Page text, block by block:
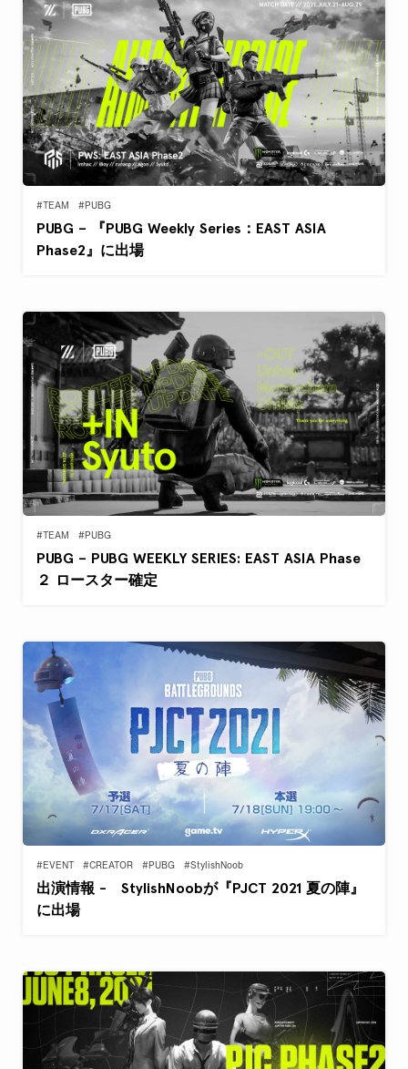
#TEAM #PUBG
PUBG – 『PUBG Weekly Series：EAST ASIA
Phase2』に出場
#TEAM #PUBG
PUBG – PUBG WEEKLY SERIES: EAST ASIA Phase
２ ロースター確定
#EVENT #CREATOR #PUBG #StylishNoob
出演情報 - StylishNoobが『PJCT 2021 夏の陣』
に出場